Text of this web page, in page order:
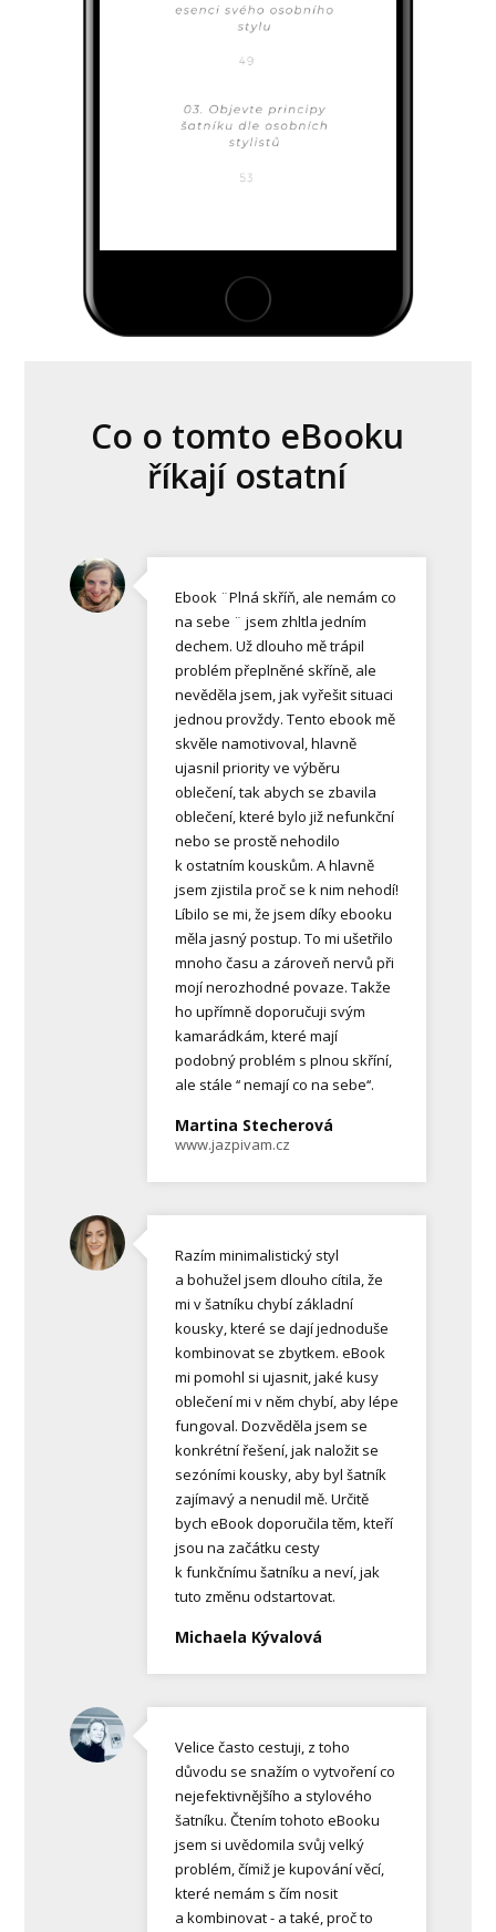
Co o tomto eBooku
říkají ostatní
Ebook ¨Plná skříň, ale nemám co
na sebe ¨ jsem zhltla jedním
dechem. Už dlouho mě trápil
problém přeplněné skříně, ale
nevěděla jsem, jak vyřešit situaci
jednou provždy. Tento ebook mě
skvěle namotivoval, hlavně
ujasnil priority ve výběru
oblečení, tak abych se zbavila
oblečení, které bylo již nefunkční
nebo se prostě nehodilo
k ostatním kouskům. A hlavně
jsem zjistila proč se k nim nehodí!
Líbilo se mi, že jsem díky ebooku
měla jasný postup. To mi ušetřilo
mnoho času a zároveň nervů při
mojí nerozhodné povaze. Takže
ho upřímně doporučuji svým
kamarádkám, které mají
podobný problém s plnou skříní,
ale stále ‘‘ nemají co na sebe‘‘.
Martina Stecherová
www.jazpivam.cz
Razím minimalistický styl
a bohužel jsem dlouho cítila, že
mi v šatníku chybí základní
kousky, které se dají jednoduše
kombinovat se zbytkem. eBook
mi pomohl si ujasnit, jaké kusy
oblečení mi v něm chybí, aby lépe
fungoval. Dozvěděla jsem se
konkrétní řešení, jak naložit se
sezóními kousky, aby byl šatník
zajímavý a nenudil mě. Určitě
bych eBook doporučila těm, kteří
jsou na začátku cesty
k funkčnímu šatníku a neví, jak
tuto změnu odstartovat.
Michaela Kývalová
Velice často cestuji, z toho
důvodu se snažím o vytvoření co
nejefektivnějšího a stylového
šatníku. Čtením tohoto eBooku
jsem si uvědomila svůj velký
problém, čímiž je kupování věcí,
které nemám s čím nosit
a kombinovat - a také, proč to